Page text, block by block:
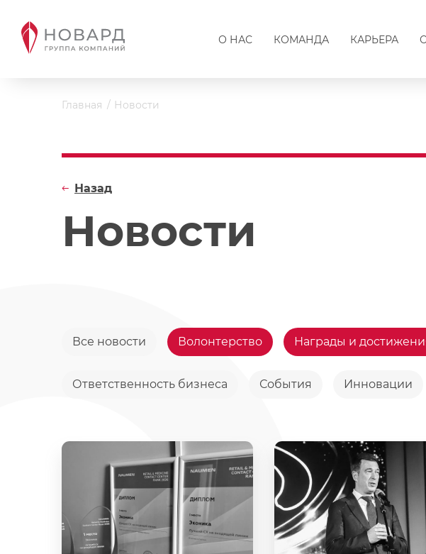
О НАС КОМАНДА КАРЬЕРА
Главная Новости
Новости
Назад
Все новости Волонтерство Награды и
Ответственность бизнеса События Инновации